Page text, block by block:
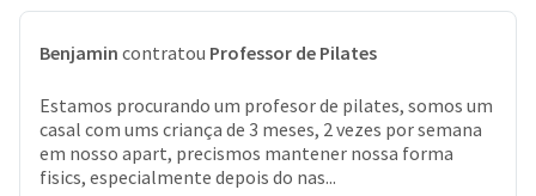
Benjamin contratou Professor de Pilates
Estamos procurando um profesor de pilates, somos um
casal com ums criança de 3 meses, 2 vezes por semana
em nosso apart, precismos mantener nossa forma
fisics, especialmente depois do nas...